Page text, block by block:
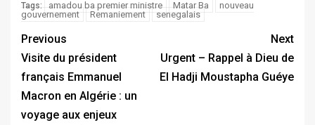
Tags: amadou ba premier ministre Matar Ba
nouveau
gouvernement
Remaniement senegalais
Previous
Visite du président
français Emmanuel
Macron en Algérie : un
voyage aux enjeux
Next
Urgent – Rappel à Dieu de
El Hadji Moustapha Guéye